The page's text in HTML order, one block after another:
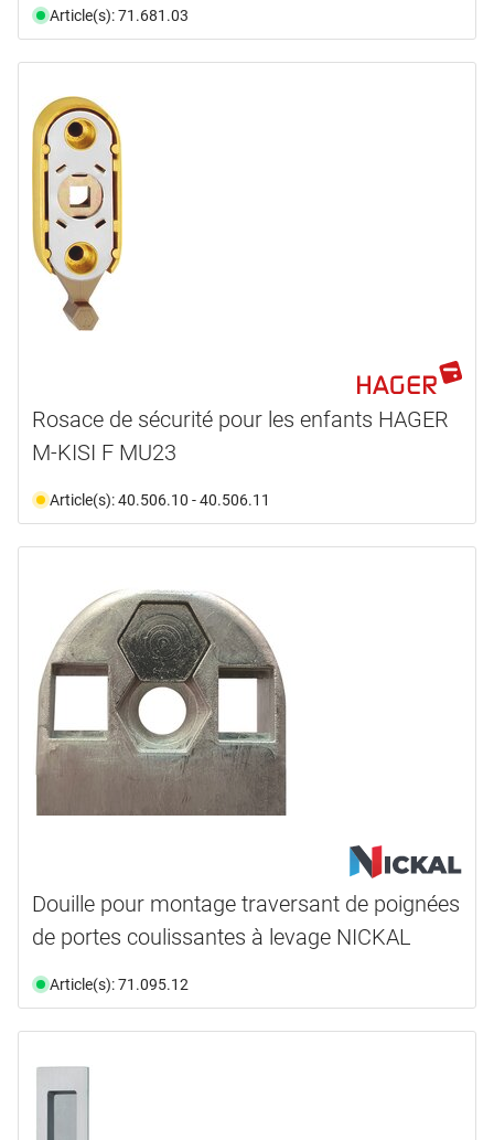
Article(s): 71.681.03
Rosace de sécurité pour les enfants HAGER
M-KISI F MU23
Article(s): 40.506.10 - 40.506.11
Douille pour montage traversant de poignées
de portes coulissantes à levage NICKAL
Article(s): 71.095.12